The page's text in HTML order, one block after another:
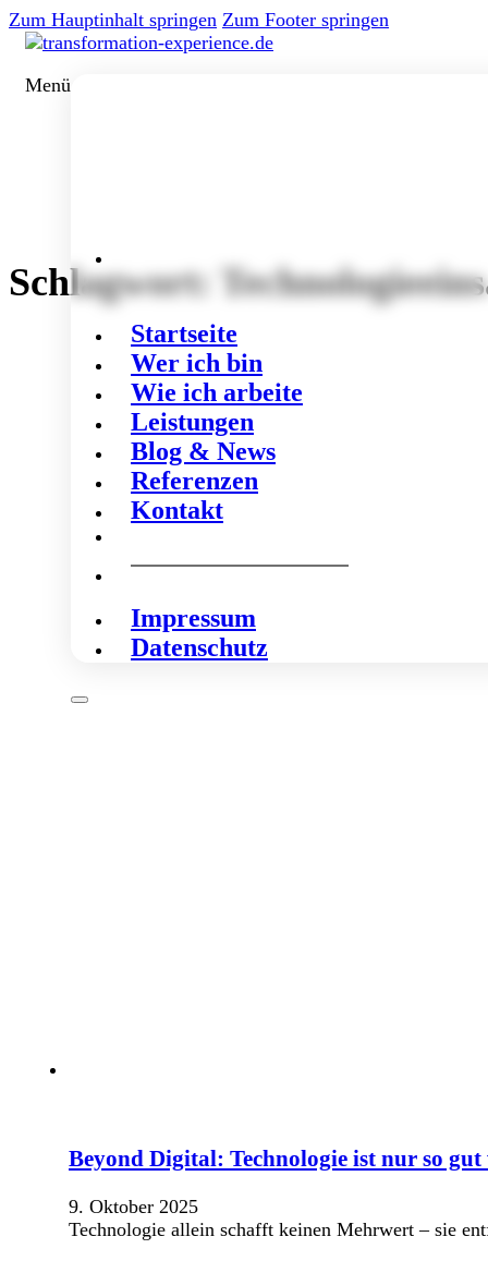
Zum Hauptinhalt springen Zum Footer springen
Menü
Startseite
Wer ich bin
Wie ich arbeite
Leistungen
Blog & News
Referenzen
Kontakt
Impressum
Datenschutz
Schlagwort:
Beyond Digital: Technologie ist nur so
9. Oktober 2025
Technologie allein schafft keinen Mehrwert – sie